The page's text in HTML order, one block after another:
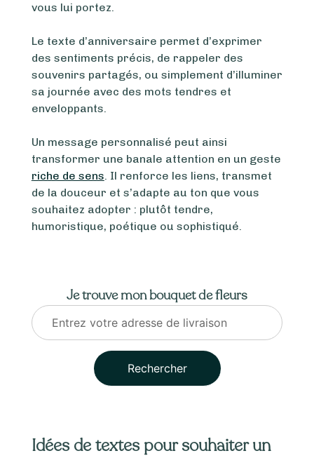
vous lui portez.
Le texte d’anniversaire permet d’exprimer
des sentiments précis, de rappeler des
souvenirs partagés, ou simplement d’illuminer
sa journée avec des mots tendres et
enveloppants.
Un message personnalisé peut ainsi
transformer une banale attention en un geste
riche de sens. Il renforce les liens, transmet
de la douceur et s’adapte au ton que vous
souhaitez adopter : plutôt tendre,
humoristique, poétique ou sophistiqué.
Je trouve mon bouquet de fleurs
Rechercher
Idées de textes pour souhaiter un